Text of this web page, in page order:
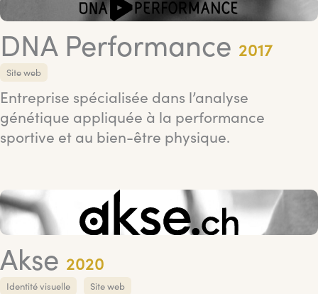
DNA Performance 2017
Site web
Entreprise spécialisée dans l’analyse
génétique appliquée à la performance
sportive et au bien-être physique.
Akse 2020
Identité visuelle Site web